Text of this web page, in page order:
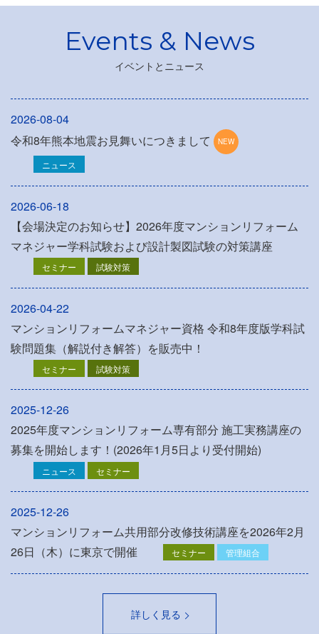
イベントとニュース
2026-08-04
令和8年熊本地震お見舞いにつきまして
ニュース
2026-06-18
【会場決定のお知らせ】2026年度マンションリフォーム
マネジャー学科試験および設計製図試験の対策講座
セミナー 試験対策
2026-04-22
マンションリフォームマネジャー資格 令和8年度版学科試
験問題集（解説付き解答）を販売中！
セミナー 試験対策
2025-12-26
2025年度マンションリフォーム専有部分 施工実務講座の
募集を開始します！(2026年1月5日より受付開始)
ニュース セミナー
2025-12-26
マンションリフォーム共用部分改修技術講座を2026年2月
26日（木）に東京で開催
セミナー 管理組合
詳しく見る